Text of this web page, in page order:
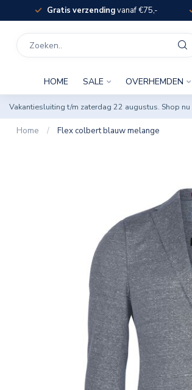
Gratis verzendingvanaf €75,-
HOME SALE OVERHEMDEN
Vakantiesluiting t/m zaterdag 22 augustus. Shop
Home / Flex colbert blauw melange